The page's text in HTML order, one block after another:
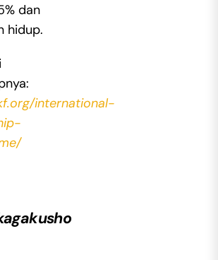
dan
hidup.
international-